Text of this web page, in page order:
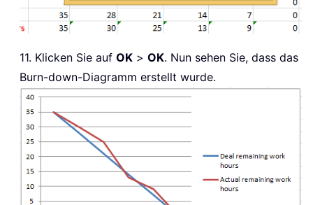
11. Klicken Sie auf OK > OK. Nun sehen Sie, dass das
Burn-down-Diagramm erstellt wurde.